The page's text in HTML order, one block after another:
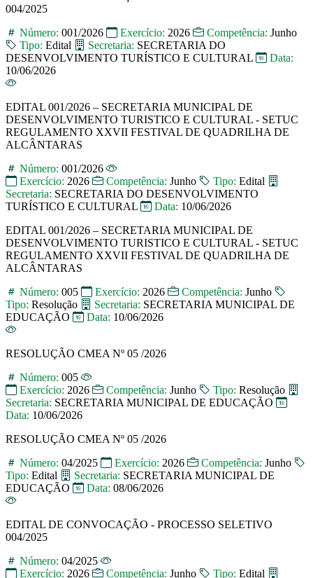
004/2025
Número: 001/2026 Exercício: 2026 Competência: Junho
Tipo: Edital Secretaria: SECRETARIA DO
DESENVOLVIMENTO TURÍSTICO E CULTURAL
Data:
10/06/2026
EDITAL 001/2026 – SECRETARIA MUNICIPAL DE
DESENVOLVIMENTO TURISTICO E CULTURAL - SETUC
REGULAMENTO XXVII FESTIVAL DE QUADRILHA DE
ALCÂNTARAS
Número: 001/2026
Exercício: 2026 Competência: Junho Tipo: Edital
Secretaria: SECRETARIA DO DESENVOLVIMENTO
TURÍSTICO E CULTURAL
Data: 10/06/2026
EDITAL 001/2026 – SECRETARIA MUNICIPAL DE
DESENVOLVIMENTO TURISTICO E CULTURAL - SETUC
REGULAMENTO XXVII FESTIVAL DE QUADRILHA DE
ALCÂNTARAS
Número: 005 Exercício: 2026 Competência: Junho
Tipo: Resolução Secretaria: SECRETARIA MUNICIPAL DE
EDUCAÇÃO
Data: 10/06/2026
RESOLUÇÃO CMEA Nº 05 /2026
Número: 005
Exercício: 2026 Competência: Junho Tipo: Resolução
Secretaria: SECRETARIA MUNICIPAL DE EDUCAÇÃO
Data: 10/06/2026
RESOLUÇÃO CMEA Nº 05 /2026
Número: 04/2025 Exercício: 2026 Competência: Junho
Tipo: Edital Secretaria: SECRETARIA MUNICIPAL DE
EDUCAÇÃO
Data: 08/06/2026
EDITAL DE CONVOCAÇÃO - PROCESSO SELETIVO
004/2025
Número: 04/2025
Exercício: 2026 Competência: Junho Tipo: Edital